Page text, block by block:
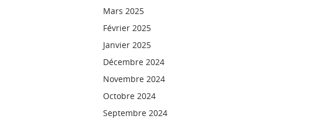
Mars 2025
Février 2025
Janvier 2025
Décembre 2024
Novembre 2024
Octobre 2024
Septembre 2024